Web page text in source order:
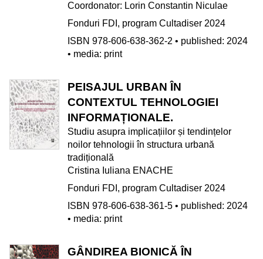
Coordonator: Lorin Constantin Niculae
Fonduri FDI, program Cultadiser 2024
ISBN 978-606-638-362-2 • published: 2024
• media: print
PEISAJUL URBAN ÎN
CONTEXTUL TEHNOLOGIEI
INFORMAȚIONALE.
Studiu asupra implicațiilor și tendințelor
noilor tehnologii în structura urbană
tradițională
Cristina Iuliana ENACHE
Fonduri FDI, program Cultadiser 2024
ISBN 978-606-638-361-5 • published: 2024
• media: print
GÂNDIREA BIONICĂ ÎN